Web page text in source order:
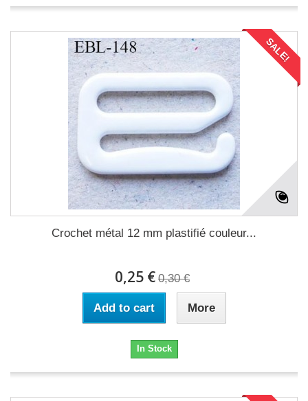
SALE!
Crochet métal 12 mm plastifié couleur...
0,25 € 0,30 €
Add to cart More
In Stock